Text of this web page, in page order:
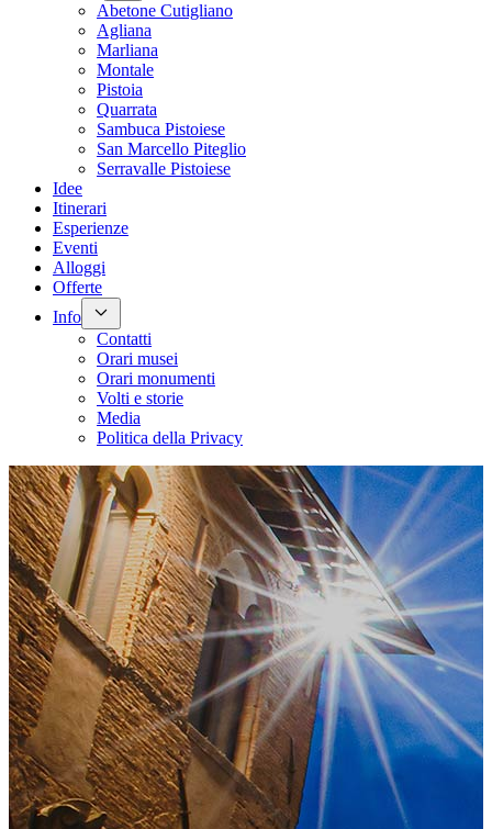
Abetone Cutigliano
Agliana
Marliana
Montale
Pistoia
Quarrata
Sambuca Pistoiese
San Marcello Piteglio
Serravalle Pistoiese
Idee
Itinerari
Esperienze
Eventi
Alloggi
Offerte
Info
Contatti
Orari musei
Orari monumenti
Volti e storie
Media
Politica della Privacy